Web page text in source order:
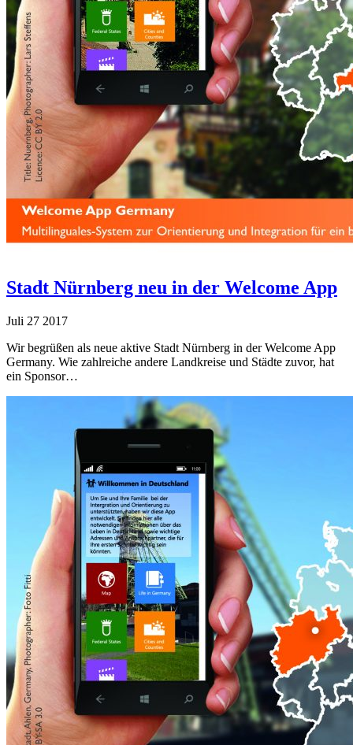
Stadt Nürnberg neu in der Welcome App
Juli 27 2017
Wir begrüßen als neue aktive Stadt Nürnberg in der Welcome App
Germany. Wie zahlreiche andere Landkreise und Städte zuvor, hat
ein Sponsor…